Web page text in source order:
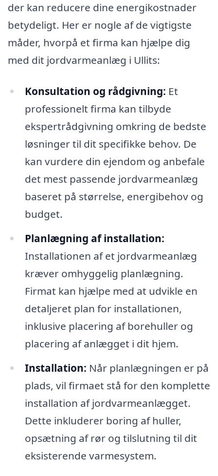
der kan reducere dine energikostnader
betydeligt. Her er nogle af de vigtigste
måder, hvorpå et firma kan hjælpe dig
med dit jordvarmeanlæg i Ullits:
Konsultation og rådgivning: Et
professionelt firma kan tilbyde
ekspertrådgivning omkring de bedste
løsninger til dit specifikke behov. De
kan vurdere din ejendom og anbefale
det mest passende jordvarmeanlæg
baseret på størrelse, energibehov og
budget.
Planlægning af installation:
Installationen af et jordvarmeanlæg
kræver omhyggelig planlægning.
Firmat kan hjælpe med at udvikle en
detaljeret plan for installationen,
inklusive placering af borehuller og
placering af anlægget i dit hjem.
Installation: Når planlægningen er på
plads, vil firmaet stå for den komplette
installation af jordvarmeanlægget.
Dette inkluderer boring af huller,
opsætning af rør og tilslutning til dit
eksisterende varmesystem.